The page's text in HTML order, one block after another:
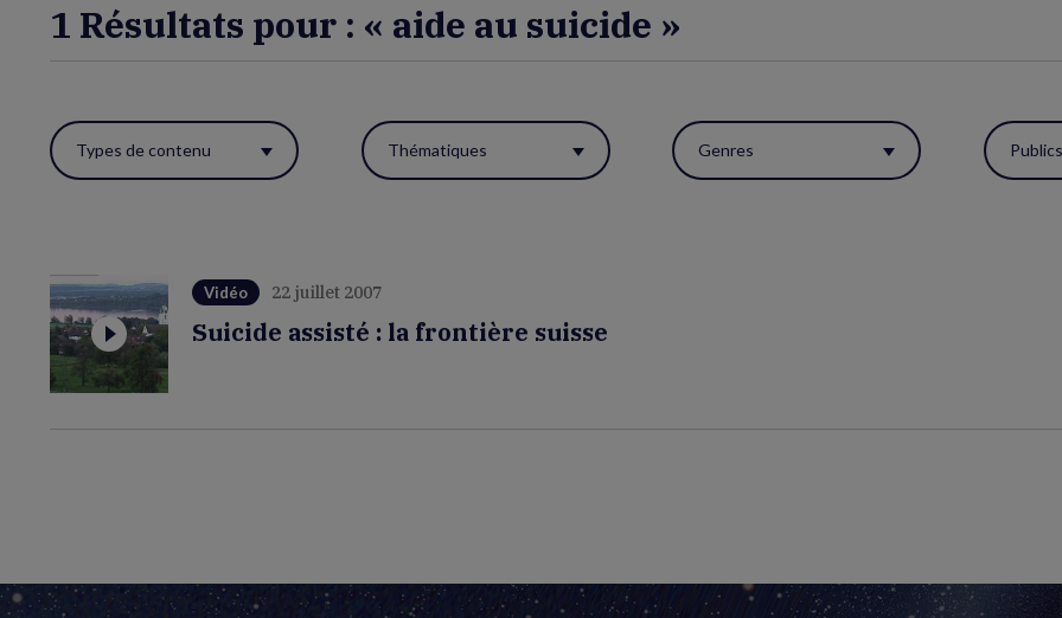
1 Résultats pour : « aide au suicide »
Utiliser
ces
réactualiser
la
page.
Types de contenu Thématiques Genres Publics
Vidéo 22 juillet 2007
Suicide assisté : la frontière suisse